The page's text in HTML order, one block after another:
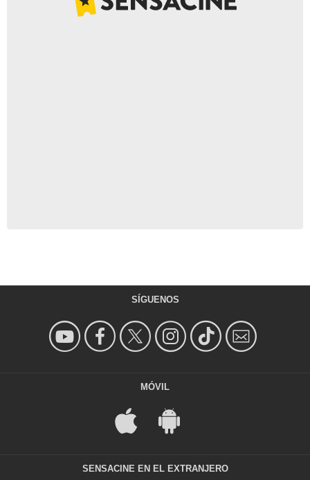
SÍGUENOS
MÓVIL
SENSACINE EN EL EXTRANJERO